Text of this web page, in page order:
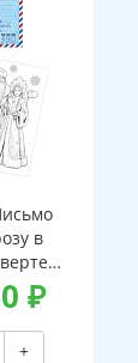
в
текстом
₽
+